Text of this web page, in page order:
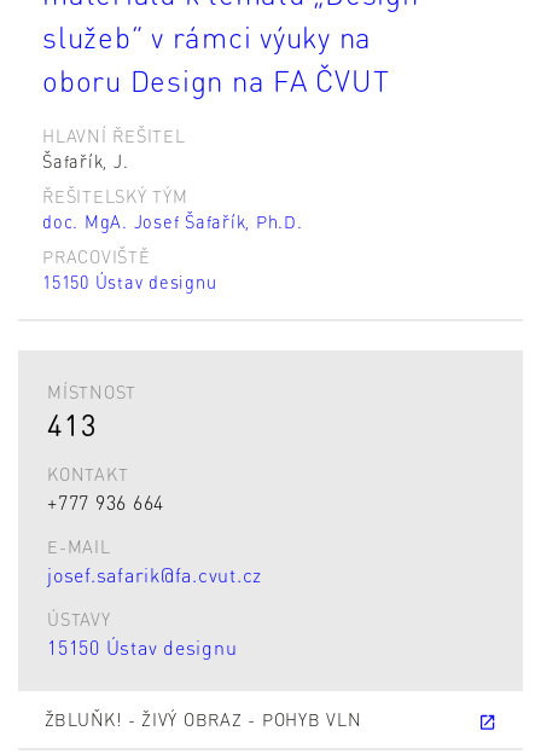
služeb“ v rámci výuky na
oboru Design na FA ČVUT
HLAVNÍ ŘEŠITEL
Šafařík, J.
ŘEŠITELSKÝ TÝM
doc. MgA. Josef Šafařík, Ph.D.
PRACOVIŠTĚ
15150 Ústav designu
MÍSTNOST
413
KONTAKT
+777 936 664
E-MAIL
josef.safarik@fa.cvut.cz
ÚSTAVY
15150 Ústav designu
ŽBLUŇK! - ŽIVÝ OBRAZ - POHYB VLN